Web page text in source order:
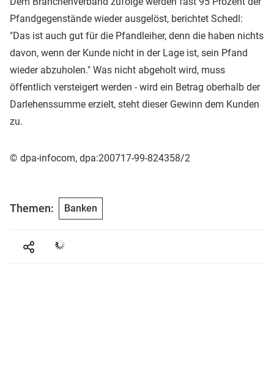
Pfandgegenstände wieder ausgelöst, berichtet Schedl:
"Das ist auch gut für die Pfandleiher, denn die haben nichts
davon, wenn der Kunde nicht in der Lage ist, sein Pfand
wieder abzuholen." Was nicht abgeholt wird, muss
öffentlich versteigert werden - wird ein Betrag oberhalb der
Darlehenssumme erzielt, steht dieser Gewinn dem Kunden
zu.
© dpa-infocom, dpa:200717-99-824358/2
Themen: Banken